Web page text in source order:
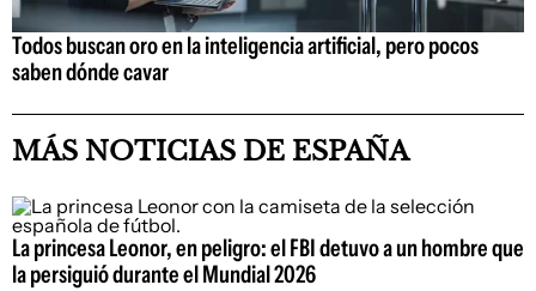
Todos buscan oro en la inteligencia artificial, pero pocos
saben dónde cavar
MÁS NOTICIAS DE ESPAÑA
La princesa Leonor, en peligro: el FBI detuvo a un hombre que
la persiguió durante el Mundial 2026